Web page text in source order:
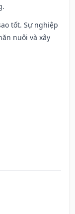
tốt. Sự nghiệp
nuôi và xây